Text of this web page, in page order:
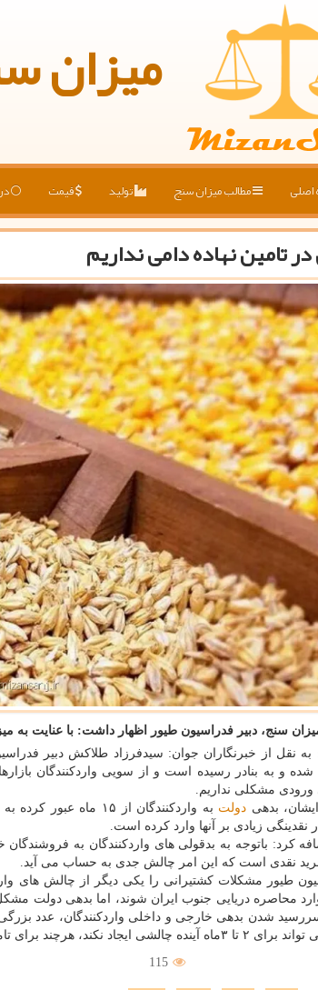
میزان
مطالب میزان سنج تولید قیمت
تامین نهاده دامی نداریم
سنج، دبیر فدراسیون طیور اظهار داشت: با عنایت به
به نقل از خبرنگاران جوان: سیدفرزاد طلاکش دبیر
شده و به بنادر رسیده است و از سویی واردکنندگان
ورودی مشکلی نداریم.
بدهی دولت
نقدینگی زیادی بر آنها وارد کرده است.
کرد: باتوجه به بدقولی های واردکنندگان به فروشندگان
خرید نقدی است که این امر چالش جدی به حساب می آید.
طیور مشکلات کشتیرانی را یکی دیگر از چالش های
وارد محاصره دریایی جنوب ایران شوند، اما بدهی دولت
شدن بدهی خارجی و داخلی واردکنندگان، عدد
هرچند برای تامین نهاده اردیبهشت و خرداد مشکلی نداریم.
115